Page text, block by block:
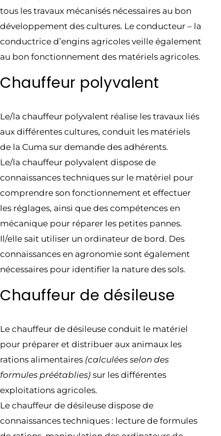
tous les travaux mécanisés nécessaires au bon
développement des cultures. Le conducteur – la
conductrice d’engins agricoles veille également
au bon fonctionnement des matériels agricoles.
Chauffeur polyvalent
Le/la chauffeur polyvalent réalise les travaux liés
aux différentes cultures, conduit les matériels
de la Cuma sur demande des adhérents.
Le/la chauffeur polyvalent dispose de
connaissances techniques sur le matériel pour
comprendre son fonctionnement et effectuer
les réglages, ainsi que des compétences en
mécanique pour réparer les petites pannes.
Il/elle sait utiliser un ordinateur de bord. Des
connaissances en agronomie sont également
nécessaires pour identifier la nature des sols.
Chauffeur de désileuse
Le chauffeur de désileuse conduit le matériel
pour préparer et distribuer aux animaux les
rations alimentaires (calculées selon des
formules préétablies) sur les différentes
exploitations agricoles.
Le chauffeur de désileuse dispose de
connaissances techniques : lecture de formules